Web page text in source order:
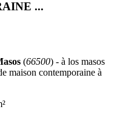
...
(66500) - à los masos
maison contemporaine à